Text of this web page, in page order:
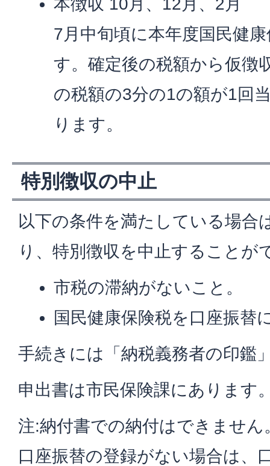
本徴収 10月、12月、2月
7月中旬頃に本年度国民健
す。確定後の税額から仮徴
の税額の3分の1の額が1回
ります。
特別徴収の中止
以下の条件を満たしている場合
り、特別徴収を中止することが
市税の滞納がないこと。
国民健康保険税を口座振替
手続きには「納税義務者の印鑑
申出書は市民保険課にあります
注:納付書での納付はできません
口座振替の登録がない場合は、